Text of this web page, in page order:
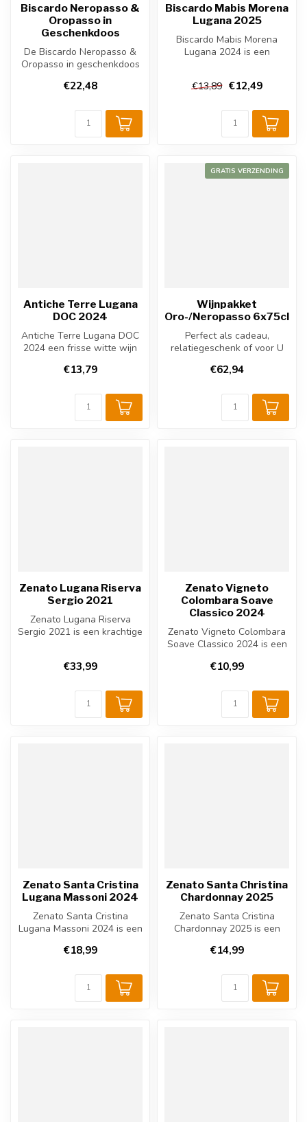
Biscardo Neropasso &
Oropasso in
Geschenkdoos
De Biscardo Neropasso &
Oropasso in geschenkdoos
appas...
€22,48
Biscardo Mabis Morena
Lugana 2025
Biscardo Mabis Morena
Lugana 2024 is een
€13,89 €12,49
Antiche Terre Lugana
DOC 2024
Antiche Terre Lugana DOC
2024 een frisse witte wijn
€13,79
GRATIS VERZENDING
Wijnpakket
Oro-/Neropasso 6x75cl
Perfect als cadeau,
relatiegeschenk of voor U
€62,94
Zenato Lugana Riserva
Sergio 2021
Zenato Lugana Riserva
Sergio 2021 is een krachtige
€33,99
Zenato Vigneto
Colombara Soave
Classico 2024
Zenato Vigneto Colombara
Soave Classico 2024 is een
€10,99
Zenato Santa Cristina
Lugana Massoni 2024
Zenato Santa Cristina
Lugana Massoni 2024 is een
wijn...
€18,99
Zenato Santa Christina
Chardonnay 2025
Zenato Santa Cristina
Chardonnay 2025 is een
wijn uit ...
€14,99